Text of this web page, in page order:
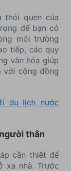
thói quen của
để bạn có
môi trường
tiếp, các quy
văn hóa giúp
với cộng đồng
du lịch nước
thân
cần thiết để
xa nhà. Trước